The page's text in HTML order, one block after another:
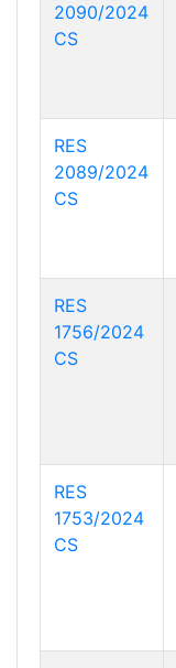
2090/2024
CS
RES
2089/2024
CS
RES
1756/2024
CS
RES
1753/2024
CS